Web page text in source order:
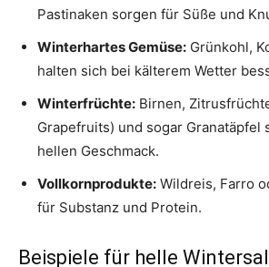
Pastinaken sorgen für Süße und
Winterhartes Gemüse: Grünkohl,
halten sich bei kälterem Wetter
Winterfrüchte: Birnen,
Grapefruits) und sogar Granatäpfel
hellen Geschmack.
Vollkornprodukte: Wildreis, Farro
für Substanz und Protein.
Beispiele für helle